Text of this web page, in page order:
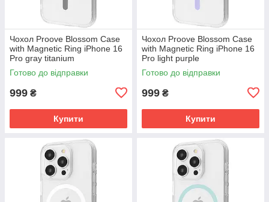
Чохол Proove Blossom Case
with Magnetic Ring iPhone 16
Pro gray titanium
(PCBLIP16P027)
Готово до відправки
999 ₴
Купити
Чохол Proove Blossom Case
with Magnetic Ring iPhone 16
Pro light purple
(PCBLIP16P007)
Готово до відправки
999 ₴
Купити